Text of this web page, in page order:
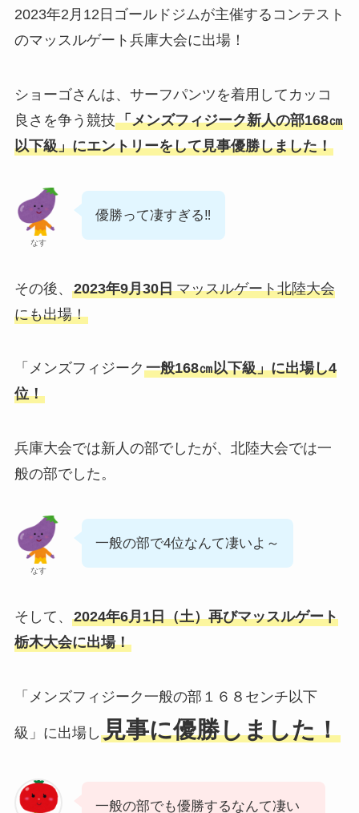
2023年2月12日ゴールドジムが主催するコンテスト
のマッスルゲート兵庫大会に出場！
ショーゴさんは、サーフパンツを着用してカッコ
良さを争う競技「メンズフィジーク新人の部168㎝
以下級」にエントリーをして見事優勝しました！
なす
優勝って凄すぎる‼
その後、 2023年9月30日 マッスルゲート北陸大会
にも出場！
「メンズフィジーク 一般168㎝以下級」に出場し4
位！
兵庫大会では新人の部でしたが、北陸大会では一
般の部でした。
なす
一般の部で4位なんて凄いよ～
そして、 2024年6月1日（土）再びマッスルゲート
栃木大会に出場！
「メンズフィジーク一般の部１６８センチ以下
級」に出場し 見事に優勝しました！
一般の部でも優勝するなんて凄い